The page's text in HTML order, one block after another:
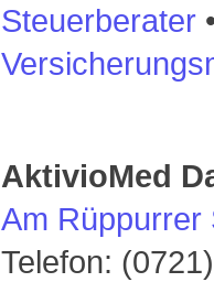
Steuerberater
AktivioMed
Am Rüppurrer
Telefon: